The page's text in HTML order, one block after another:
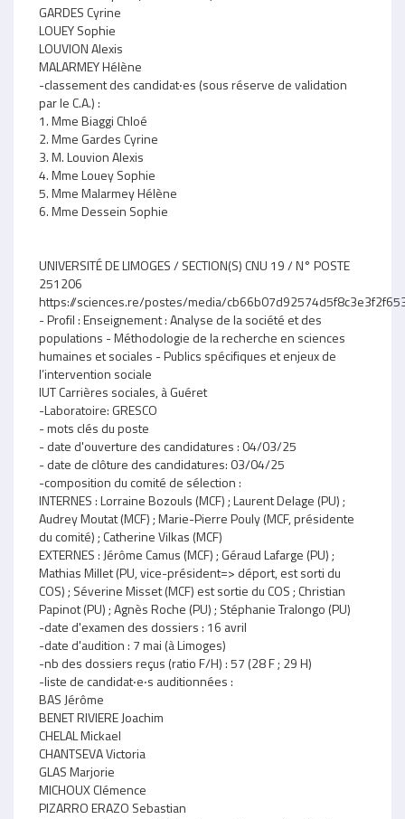
GARDES Cyrine
LOUEY Sophie
LOUVION Alexis
MALARMEY Hélène
-classement des candidat‧es (sous réserve de validation
par le C.A.) :
1. Mme Biaggi Chloé
2. Mme Gardes Cyrine
3. M. Louvion Alexis
4. Mme Louey Sophie
5. Mme Malarmey Hélène
6. Mme Dessein Sophie
UNIVERSITÉ DE LIMOGES / SECTION(S) CNU 19 / N° POSTE
251206
https://sciences.re/postes/media/
- Profil : Enseignement : Analyse de la société et des
populations - Méthodologie de la recherche en sciences
humaines et sociales - Publics spécifiques et enjeux de
l’intervention sociale
IUT Carrières sociales, à Guéret
-Laboratoire: GRESCO
- mots clés du poste
- date d'ouverture des candidatures : 04/03/25
- date de clôture des candidatures: 03/04/25
-composition du comité de sélection :
INTERNES : Lorraine Bozouls (MCF) ; Laurent Delage (PU) ;
Audrey Moutat (MCF) ; Marie-Pierre Pouly (MCF, présidente
du comité) ; Catherine Vilkas (MCF)
EXTERNES : Jérôme Camus (MCF) ; Géraud Lafarge (PU) ;
Mathias Millet (PU, vice-président=> déport, est sorti du
COS) ; Séverine Misset (MCF) est sortie du COS ; Christian
Papinot (PU) ; Agnès Roche (PU) ; Stéphanie Tralongo (PU)
-date d'examen des dossiers : 16 avril
-date d'audition : 7 mai (à Limoges)
-nb des dossiers reçus (ratio F/H) : 57 (28 F ; 29 H)
-liste de candidat‧e‧s auditionnées :
BAS Jérôme
BENET RIVIERE Joachim
CHELAL Mickael
CHANTSEVA Victoria
GLAS Marjorie
MICHOUX Clémence
PIZARRO ERAZO Sebastian